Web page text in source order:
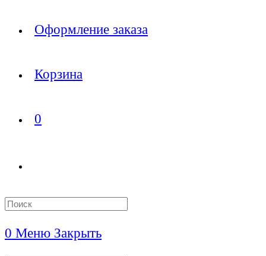
Оформление заказа
Корзина
0
Search
this
0 Меню Закрыть